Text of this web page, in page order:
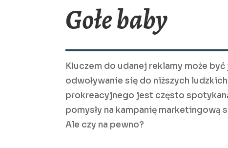
Gołe baby
Kluczem do udanej reklamy może
odwoływanie się do niższych
prokreacyjnego jest często
pomysły na kampanię marketingową
Ale czy na pewno?